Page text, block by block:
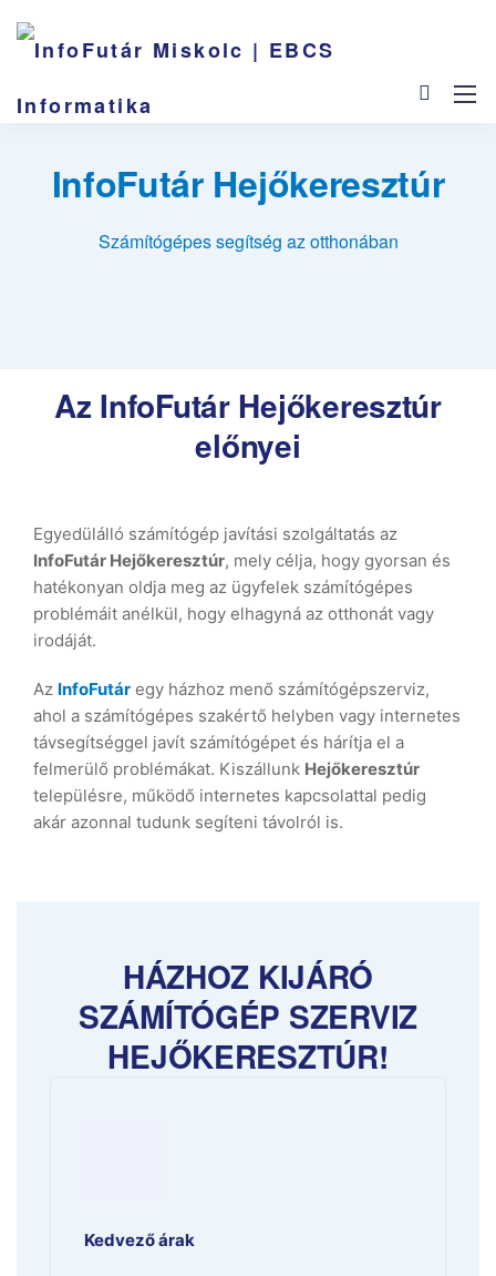
InfoFutár Hejőkeresztúr
Számítógépes segítség az otthonában
Az InfoFutár Hejőkeresztúr
előnyei
Egyedülálló számítógép javítási szolgáltatás az
InfoFutár Hejőkeresztúr, mely célja, hogy gyorsan és
hatékonyan oldja meg az ügyfelek számítógépes
problémáit anélkül, hogy elhagyná az otthonát vagy
irodáját.
Az InfoFutár egy házhoz menő számítógépszerviz,
ahol a számítógépes szakértő helyben vagy internetes
távsegítséggel javít számítógépet és hárítja el a
felmerülő problémákat. Kiszállunk Hejőkeresztúr
településre, működő internetes kapcsolattal pedig
akár azonnal tudunk segíteni távolról is.
HÁZHOZ KIJÁRÓ
SZÁMÍTÓGÉP SZERVIZ
HEJŐKERESZTÚR!
Kedvező árak